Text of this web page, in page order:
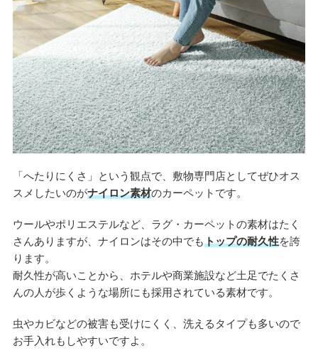
「へたりにくさ」という観点で、敷物専門店としてぜひオス
スメしたいのがナイロン素材のカーペットです。
ウールやポリエステルなど、ラグ・カーペットの素材はたく
さんありますが、ナイロンはその中でもトップの耐久性を誇
ります。
耐久性が高いことから、ホテルや商業施設など土足でたくさ
んの人が歩くような場所にも採用されている素材です。
虫やカビなどの被害も受けにくく、洗えるタイプも多いので
お手入れもしやすいですよ。